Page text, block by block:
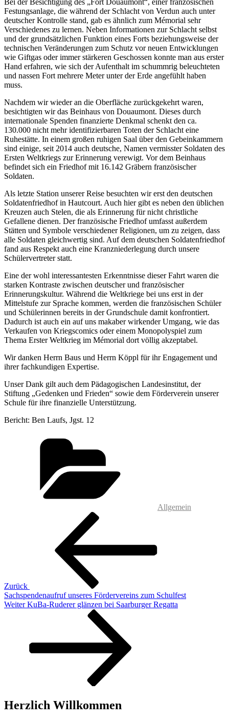
Festungsanlage, die während der Schlacht von Verdun auch unter
deutscher Kontrolle stand, gab es ähnlich zum Mémorial sehr
Verschiedenes zu lernen. Neben Informationen zur Schlacht selbst
und der grundsätzlichen Funktion eines Forts beziehungsweise der
technischen Veränderungen zum Schutz vor neuen Entwicklungen
wie Giftgas oder immer stärkeren Geschossen konnte man aus erster
Hand erfahren, wie sich der Aufenthalt im schummrig beleuchteten
und nassen Fort mehrere Meter unter der Erde angefühlt haben
muss.
Nachdem wir wieder an die Oberfläche zurückgekehrt waren,
besichtigten wir das Beinhaus von Douaumont. Dieses durch
internationale Spenden finanzierte Denkmal schenkt den ca.
130.000 nicht mehr identifizierbaren Toten der Schlacht eine
Ruhestätte. In einem großen ruhigen Saal über den Gebeinkammern
sind einige, seit 2014 auch deutsche, Namen vermisster Soldaten des
Ersten Weltkriegs zur Erinnerung verewigt. Vor dem Beinhaus
befindet sich ein Friedhof mit 16.142 Gräbern französischer
Soldaten.
Als letzte Station unserer Reise besuchten wir erst den deutschen
Soldatenfriedhof in Hautcourt. Auch hier gibt es neben den üblichen
Kreuzen auch Stelen, die als Erinnerung für nicht christliche
Gefallene dienen. Der französische Friedhof umfasst außerdem
Stätten und Symbole verschiedener Religionen, um zu zeigen, dass
alle Soldaten gleichwertig sind. Auf dem deutschen Soldatenfriedhof
fand aus Respekt auch eine Kranzniederlegung durch unsere
Schülervertreter statt.
Eine der wohl interessantesten Erkenntnisse dieser Fahrt waren die
starken Kontraste zwischen deutscher und französischer
Erinnerungskultur. Während die Weltkriege bei uns erst in der
Mittelstufe zur Sprache kommen, werden die französischen Schüler
und Schülerinnen bereits in der Grundschule damit konfrontiert.
Dadurch ist auch ein auf uns makaber wirkender Umgang, wie das
Verkaufen von Kriegscomics oder einem Monopolyspiel zum
Thema Erster Weltkrieg im Mémorial dort völlig akzeptabel.
Wir danken Herrn Baus und Herrn Köppl für ihr Engagement und
ihrer fachkundigen Expertise.
Unser Dank gilt auch dem Pädagogischen Landesinstitut, der
Stiftung „Gedenken und Frieden“ sowie dem Förderverein unserer
Schule für ihre finanzielle Unterstützung.
Bericht: Ben Laufs, Jgst. 12
Allgemein
Beitragsnavigation
Zurück
Sachspendenaufruf unseres Fördervereins zum Schulfest
Nächster
Weiter KuBa-Ruderer glänzen bei Saarburger Regatta
Herzlich Willkommen